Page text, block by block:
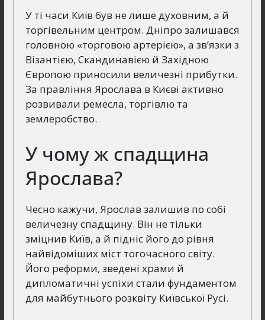
У ті часи Київ був не лише духовним, а й
торгівельним центром. Дніпро залишався
головною «торговою артерією», а зв’язки з
Візантією, Скандинавією й Західною
Європою приносили величезні прибутки.
За правління Ярослава в Києві активно
розвивали ремесла, торгівлю та
землеробство.
У чому ж спадщина
Ярослава?
Чесно кажучи, Ярослав залишив по собі
величезну спадщину. Він не тільки
зміцнив Київ, а й підніс його до рівня
найвідоміших міст тогочасного світу.
Його реформи, зведені храми й
дипломатичні успіхи стали фундаментом
для майбутнього розквіту Київської Русі.